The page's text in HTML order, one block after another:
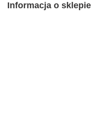
Informacja o sklepie